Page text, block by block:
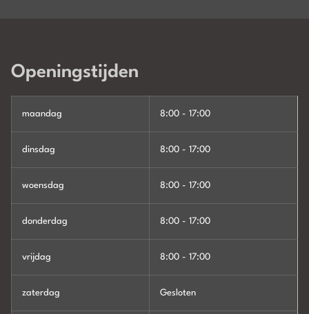
Openingstijden
maandag 8:00 - 17:00
dinsdag 8:00 - 17:00
woensdag 8:00 - 17:00
donderdag 8:00 - 17:00
vrijdag 8:00 - 17:00
zaterdag Gesloten